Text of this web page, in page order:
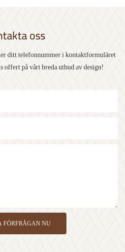
oss
ditt telefonnummer i kontaktformuläret
offert på vårt breda utbud av design!
FÖRFRÅGAN NU